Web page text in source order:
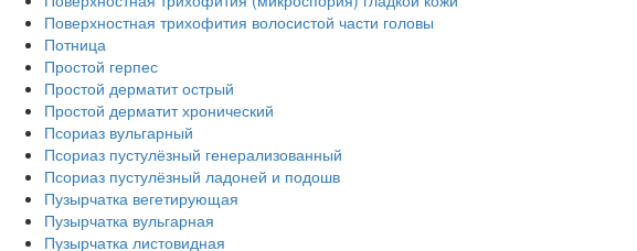
Поверхностная трихофития волосистой части головы
Потница
Простой герпес
Простой дерматит острый
Простой дерматит хронический
Псориаз вульгарный
Псориаз пустулёзный генерализованный
Псориаз пустулёзный ладоней и подошв
Пузырчатка вегетирующая
Пузырчатка вульгарная
Пузырчатка листовидная